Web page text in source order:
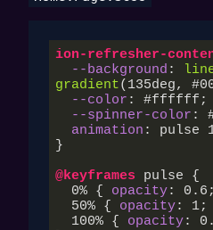
ion-refresher-
--background :
gradient( 135deg, #
--color : #ffffff ;
--spinner-color :
animation : pulse
}
@keyframes pulse {
  0% {
opacity: 0.6
  50% {
opacity: 1;
  100% {
opacity: